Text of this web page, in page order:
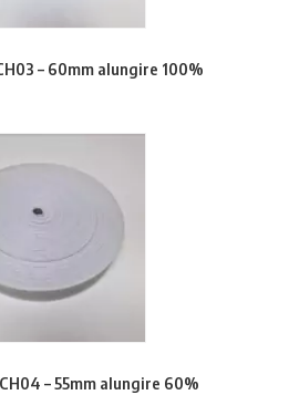
– 60mm alungire 100%
– 55mm alungire 60%